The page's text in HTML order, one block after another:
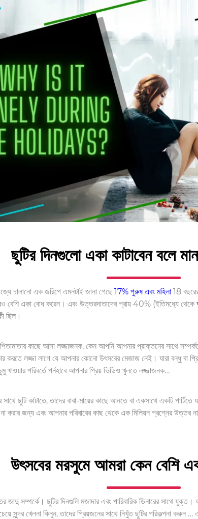
ছুটির দিনগুলো একা কাটাবেন বলে
চালানো এক জরিপে এমনটাই জানা গেছে 17% পুরুষ এবং মহিলা 18
বেশি একা বোধ করেন। এবং উত্তরদাতাদের প্রায় 40% (ইতিমধ্যে থেকে
ছিল।
পিতামাতার কাছে আসা লজ্জাজনক, কেন আপনি আপনার প্রাক্তনের সাথে
করতে লজ্জা লাগে যে আপনার কোনো উৎসবের মেজাজ নেই। যারা বন্ধু বা
পরিবর্তে পর্নহাবে আপনার প্রিয় ভিডিও খুলতে লজ্জাজনক…
ছুটি কাটাতে, তাদের বাবা-মায়ের কাছে আনতে বা একসাথে একটি
করার জন্য এবং আপনার পরিবারের কাছ থেকে এক মিলিয়ন প্রশ্নের উত্তর
উৎসবের মরসুমে আমরা কেন বেশি
জাদু সম্পর্কে। ছুটির দিনগুলি মজাদার এবং পারিবারিক ডিনারের সাথে
সুন্দর খেলনা কিনুন, তাদের প্রিয়জনের সাথে নিখুঁত ছুটির পরিকল্পনা করুন …